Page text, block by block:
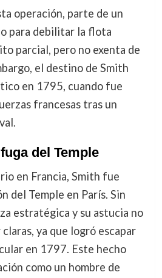
operación, parte de un
para debilitar la flota
parcial, pero no exenta de
el destino de Smith
en 1795, cuando fue
francesas tras un
del Temple
en Francia, Smith fue
del Temple en París. Sin
estratégica y su astucia no
ya que logró escapar
en 1797. Este hecho
como un hombre de